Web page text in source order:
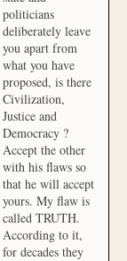
politicians
deliberately leave
you apart from
what you have
proposed, is there
Civilization,
Justice and
Democracy ?
Accept the other
with his flaws so
that he will accept
yours. My flaw is
called TRUTH.
According to it,
for decades they